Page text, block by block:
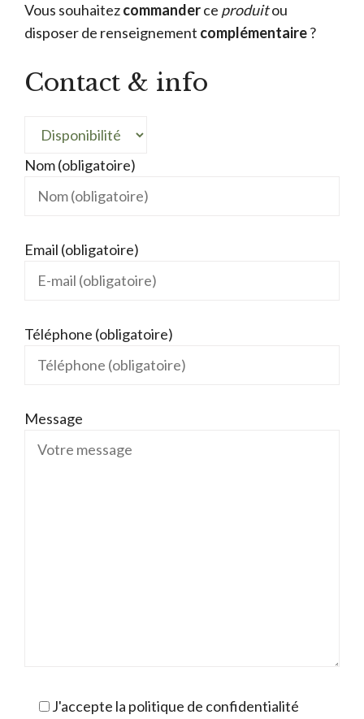
Vous souhaitezcommanderce produitou
disposer de renseignement complémentaire?
Contact & info
Nom (obligatoire)
Email (obligatoire)
Téléphone (obligatoire)
Message
J'accepte la politique de confidentialité